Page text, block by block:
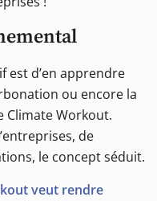
est d’en apprendre
ou encore la
Climate Workout.
de
le concept séduit.
veut rendre